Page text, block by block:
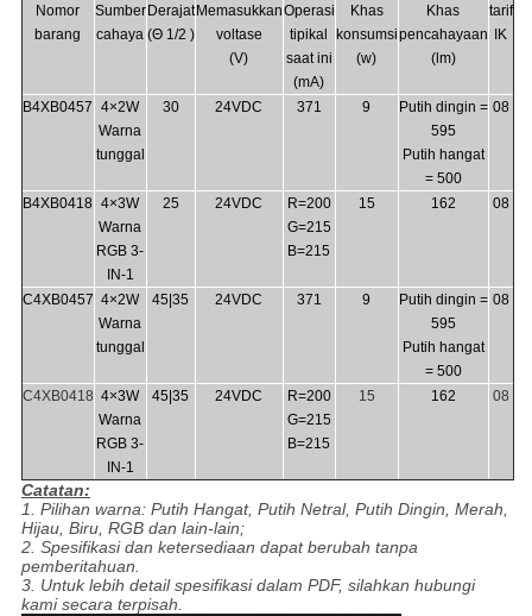
Nomor
barang
Sumber
cahaya
Derajat
(Θ 1/2 )
Memasukkan
voltase
(V)
Operasi
tipikal
saat ini
(mA)
Khas
konsumsi
(w)
Khas
pencahayaan
(lm)
tarif
IK
B4XB0457
4×2W
Warna
tunggal
30 24VDC 371 9
Putih dingin =
595
Putih hangat
= 500
08
B4XB0418 4×3W
Warna
RGB 3-
IN-1
25 24VDC
R=200
G=215
B=215
15 162 08
C4XB0457 4×2W
Warna
tunggal
45|35 24VDC 371 9
Putih dingin =
595
Putih hangat
= 500
08
C4XB0418 4×3W
Warna
RGB 3-
IN-1
45|35 24VDC
R=200
G=215
B=215
15 162 08
Catatan:
1. Pilihan warna: Putih Hangat, Putih Netral, Putih Dingin, Merah,
Hijau, Biru, RGB dan lain-lain;
2. Spesifikasi dan ketersediaan dapat berubah tanpa
pemberitahuan.
3. Untuk lebih detail spesifikasi dalam PDF, silahkan hubungi
kami secara terpisah.